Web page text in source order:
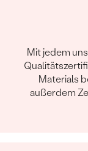
Mit jedem
Materials
außerdem